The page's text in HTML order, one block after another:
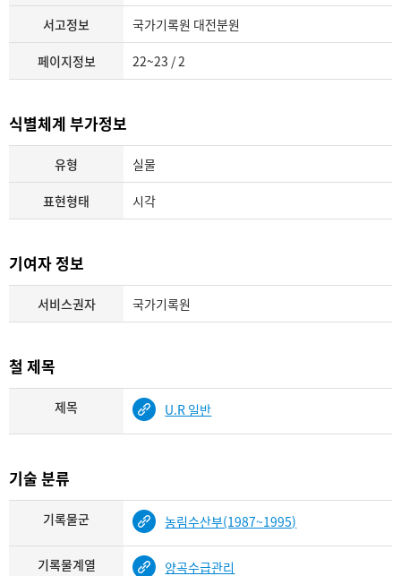
서고정보 국가기록원 대전분원
페이지정보 22~23 / 2
식별체계 부가정보
유형 실물
표현형태 시각
기여자 정보
서비스권자 국가기록원
철 제목
제목 U.R 일반
기술 분류
기록물군 농림수산부(1987~1995)
기록물계열 양곡수급관리